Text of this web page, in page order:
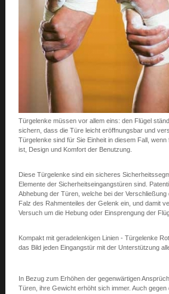
Türgelenke müssen vor allem eins: den Flügel
sichern, dass die Türe leicht eröffnungsbar und
Türgelenke sind für Sie Einheit in diesem Fall,
ist, Design und Komfort der Benutzung.
Diese Türgelenke sind ein sicheres
Elemente der Sicherheitseingangstüren sind.
Abhebung der Türen, welche bei der
Falz des Rahmenteiles der Gelenk ein, und damit
Versuch um die Hebung oder Einsprengung der
Kompakt mit geradelenkigen Linien - Türgelenke
das Bild jeden Eingangstür mit der Unterstützung
In Bezug zum Erhöhen der gegenwärtigen
Türen, ihre Gewicht erhöht sich immer. Auch